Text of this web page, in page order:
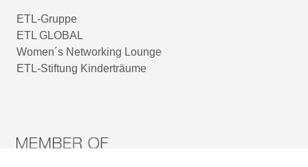
ETL-Gruppe
ETL GLOBAL
Women´s Networking Lounge
ETL-Stiftung Kinderträume